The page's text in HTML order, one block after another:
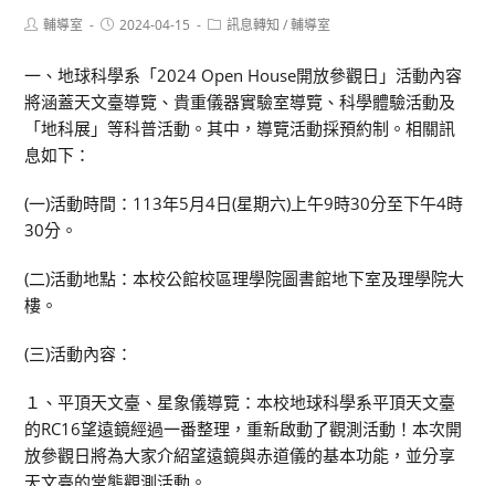
Post輔導室
Post2024-04-15
Post訊息轉知 / 輔導室
一、地球科學系「2024 Open House開放參觀日」活動內容
將涵蓋天文臺導覽、貴重儀器實驗室導覽、科學體驗活動及
「地科展」等科普活動。其中，導覽活動採預約制。相關訊
息如下：
(一)活動時間：113年5月4日(星期六)上午9時30分至下午4時
30分。
(二)活動地點：本校公館校區理學院圖書館地下室及理學院大
樓。
(三)活動內容：
１、平頂天文臺、星象儀導覽：本校地球科學系平頂天文臺
的RC16望遠鏡經過一番整理，重新啟動了觀測活動！本次開
放參觀日將為大家介紹望遠鏡與赤道儀的基本功能，並分享
天文臺的常態觀測活動。